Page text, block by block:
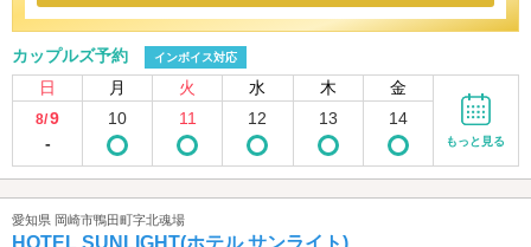
カップルズ予約 インボイス対応
日 月 火 水 木 金
8/9
-
10 11 12 13 14
もっと見る
愛知県 岡崎市鴨田町字北魂場
HOTEL SUNLIGHT(ホテル サンライト)